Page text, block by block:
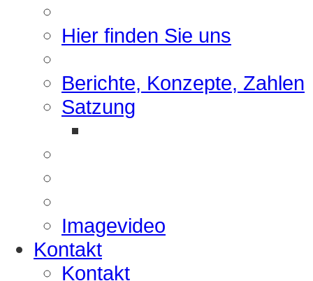
Hier finden Sie uns
Berichte, Konzepte, Zahlen
Satzung
Imagevideo
Kontakt
Kontakt